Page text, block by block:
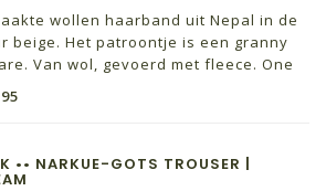
wollen haarband uit Nepal in de
beige. Het patroontje is een granny
Van wol, gevoerd met fleece. One
•• NARKUE-GOTS TROUSER |